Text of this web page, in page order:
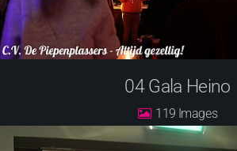
04 Gala Heino
119